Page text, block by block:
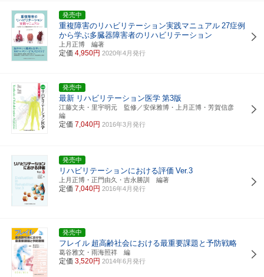
発売中
重複障害のリハビリテーション実践マニュアル 27症例
から学ぶ多臓器障害者のリハビリテーション
上月正博 編著
定価 4,950円 2020年4月発行
発売中
最新 リハビリテーション医学 第3版
江藤文夫・里宇明元 監修／安保雅博・上月正博・芳賀信彦
編
定価 7,040円 2016年3月発行
発売中
リハビリテーションにおける評価 Ver.3
上月正博・正門由久・吉永勝訓 編著
定価 7,040円 2016年4月発行
発売中
フレイル 超高齢社会における最重要課題と予防戦略
葛谷雅文・雨海照祥 編
定価 3,520円 2014年6月発行